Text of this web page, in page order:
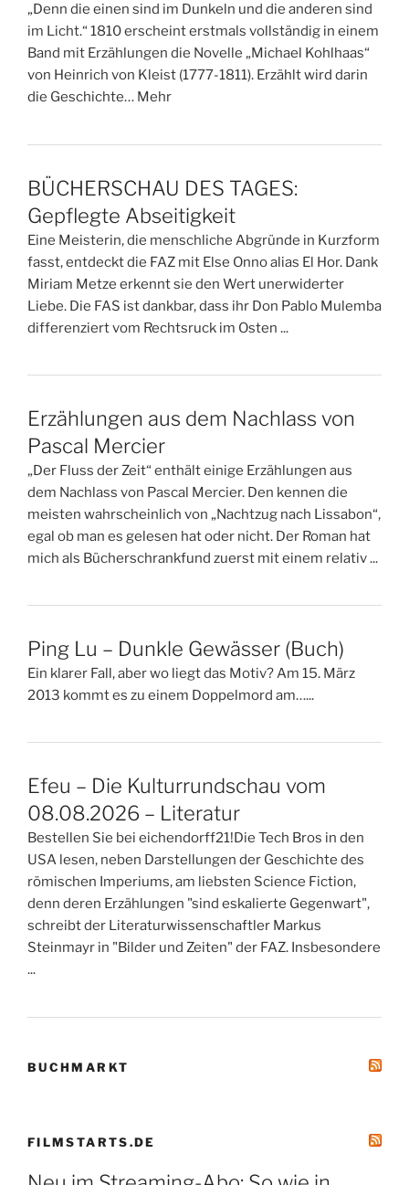
„Denn die einen sind im Dunkeln und die anderen sind
im Licht.“ 1810 erscheint erstmals vollständig in einem
Band mit Erzählungen die Novelle „Michael Kohlhaas“
von Heinrich von Kleist (1777-1811). Erzählt wird darin
die Geschichte… Mehr
BÜCHERSCHAU DES TAGES:
Gepflegte Abseitigkeit
Eine Meisterin, die menschliche Abgründe in Kurzform
fasst, entdeckt die FAZ mit Else Onno alias El Hor. Dank
Miriam Metze erkennt sie den Wert unerwiderter
Liebe. Die FAS ist dankbar, dass ihr Don Pablo Mulemba
differenziert vom Rechtsruck im Osten ...
Erzählungen aus dem Nachlass von
Pascal Mercier
„Der Fluss der Zeit“ enthält einige Erzählungen aus
dem Nachlass von Pascal Mercier. Den kennen die
meisten wahrscheinlich von „Nachtzug nach Lissabon“,
egal ob man es gelesen hat oder nicht. Der Roman hat
mich als Bücherschrankfund zuerst mit einem relativ ...
Ping Lu – Dunkle Gewässer (Buch)
Ein klarer Fall, aber wo liegt das Motiv? Am 15. März
2013 kommt es zu einem Doppelmord am…...
Efeu – Die Kulturrundschau vom
08.08.2026 – Literatur
Bestellen Sie bei eichendorff21!Die Tech Bros in den
USA lesen, neben Darstellungen der Geschichte des
römischen Imperiums, am liebsten Science Fiction,
denn deren Erzählungen "sind eskalierte Gegenwart",
schreibt der Literaturwissenschaftler Markus
Steinmayr in "Bilder und Zeiten" der FAZ. Insbesondere
...
BUCHMARKT
FILMSTARTS.DE